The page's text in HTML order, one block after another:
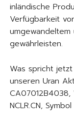
inländische
Verfügbarkeit
gewährleisten.
Was spricht
unseren Uran
CA07012B4038,
NCLR.CN,